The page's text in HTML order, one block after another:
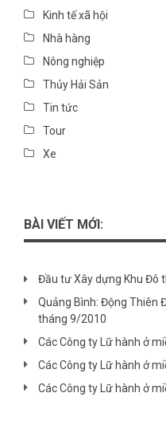
Kinh tế xã hội
Nhà hàng
Nông nghiệp
Thủy Hải Sản
Tin tức
Tour
Xe
BÀI VIẾT MỚI:
Đầu tư Xây dựng Khu Đô
Quảng Bình: Động Thiên
tháng 9/2010
Các Công ty Lữ hành ở
Các Công ty Lữ hành ở
Các Công ty Lữ hành ở